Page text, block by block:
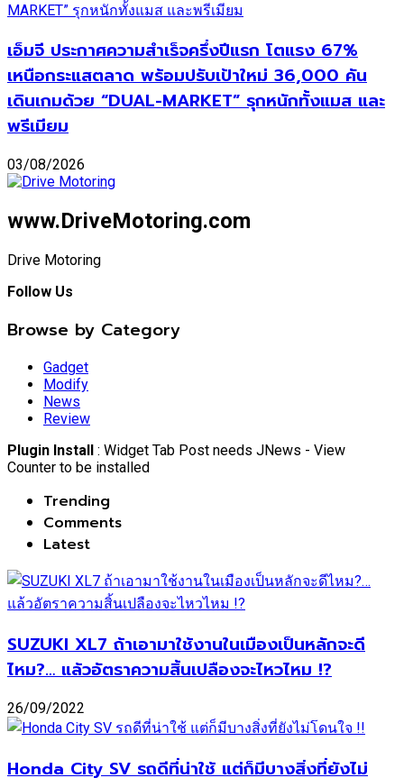
เอ็มจี ประกาศความสำเร็จครึ่งปีแรก โตแรง 67%
เหนือกระแสตลาด พร้อมปรับเป้าใหม่ 36,000 คัน
เดินเกมด้วย “DUAL-MARKET” รุกหนักทั้งแมส และ
พรีเมียม
03/08/2026
www.DriveMotoring.com
Drive Motoring
Follow Us
Browse by Category
Gadget
Modify
News
Review
Plugin Install
: Widget Tab Post needs JNews - View
Counter to be installed
Trending
Comments
Latest
SUZUKI XL7 ถ้าเอามาใช้งานในเมืองเป็นหลักจะดี
ไหม?… แล้วอัตราความสิ้นเปลืองจะไหวไหม !?
26/09/2022
Honda City SV รถดีที่น่าใช้ แต่ก็มีบางสิ่งที่ยังไม่